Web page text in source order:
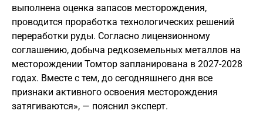
выполнена оценка запасов месторождения,
проводится проработка технологических решений
переработки руды. Согласно лицензионному
соглашению, добыча редкоземельных металлов на
месторождении Томтор запланирована в 2027-2028
годах. Вместе с тем, до сегодняшнего дня все
признаки активного освоения месторождения
затягиваются», — пояснил эксперт.